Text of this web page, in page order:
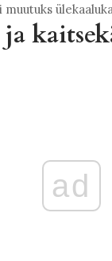
ja
ad